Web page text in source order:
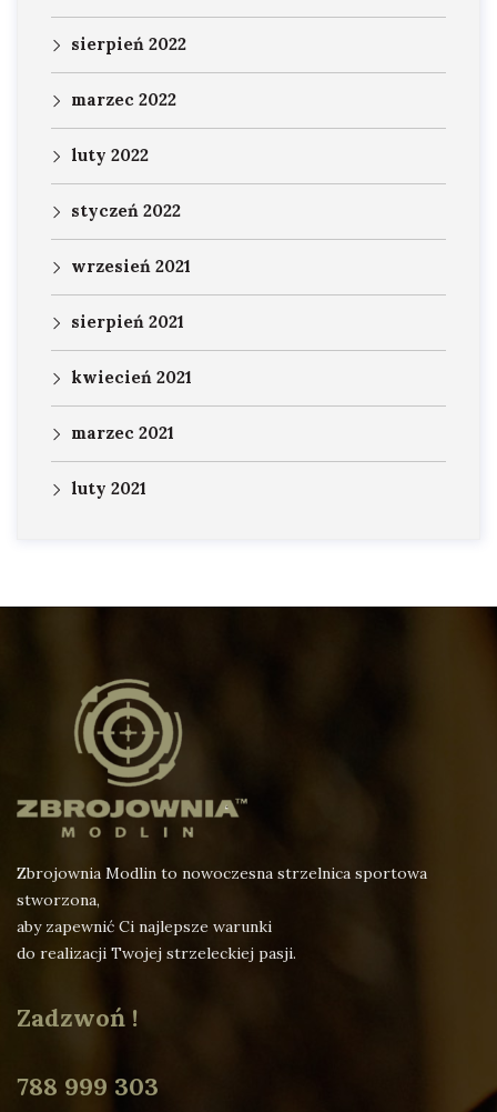
sierpień 2022
marzec 2022
luty 2022
styczeń 2022
wrzesień 2021
sierpień 2021
kwiecień 2021
marzec 2021
luty 2021
Zbrojownia Modlin to nowoczesna strzelnica sportowa
stworzona,
aby zapewnić Ci najlepsze warunki
do realizacji Twojej strzeleckiej pasji.
Zadzwoń !
788 999 303